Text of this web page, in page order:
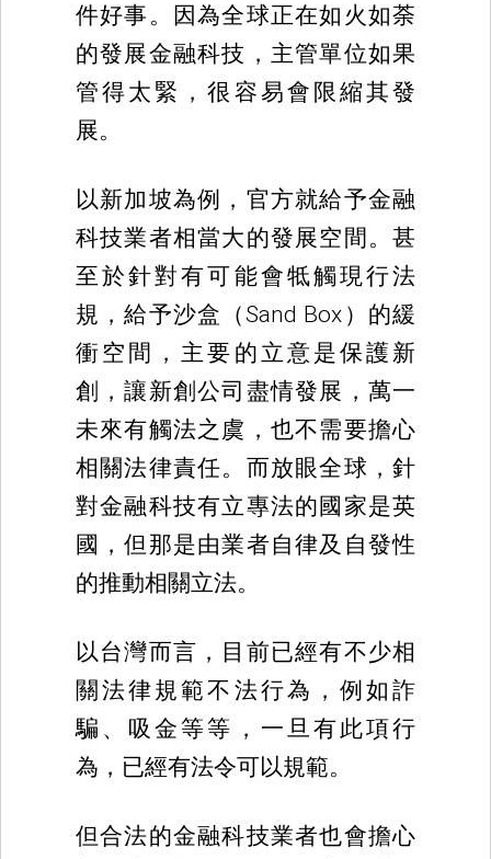
件好事。因為全球正在如火如荼
的發展金融科技，主管單位如果
管得太緊，很容易會限縮其發
展。
以新加坡為例，官方就給予金融
科技業者相當大的發展空間。甚
至於針對有可能會牴觸現行法
規，給予沙盒（Sand Box）的緩
衝空間，主要的立意是保護新
創，讓新創公司盡情發展，萬一
未來有觸法之虞，也不需要擔心
相關法律責任。而放眼全球，針
對金融科技有立專法的國家是英
國，但那是由業者自律及自發性
的推動相關立法。
以台灣而言，目前已經有不少相
關法律規範不法行為，例如詐
騙、吸金等等，一旦有此項行
為，已經有法令可以規範。
但合法的金融科技業者也會擔心